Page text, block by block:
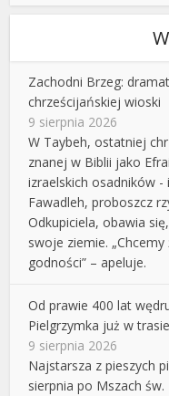
Zachodni Brzeg:
chrześcijańskiej wioski
9 sierpnia 2026
W Taybeh, ostatniej
znanej w Biblii jako
izraelskich osadników
Fawadleh, proboszcz
Odkupiciela, obawia
swoje ziemie.
godności” – apeluje.
Od prawie 400 lat
Pielgrzymka już w trasie
9 sierpnia 2026
Najstarsza z pieszych
sierpnia po Mszach